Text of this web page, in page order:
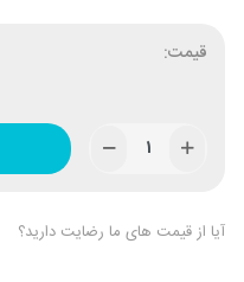
قیمت:
آیا از قیمت های ما رضایت دارید؟